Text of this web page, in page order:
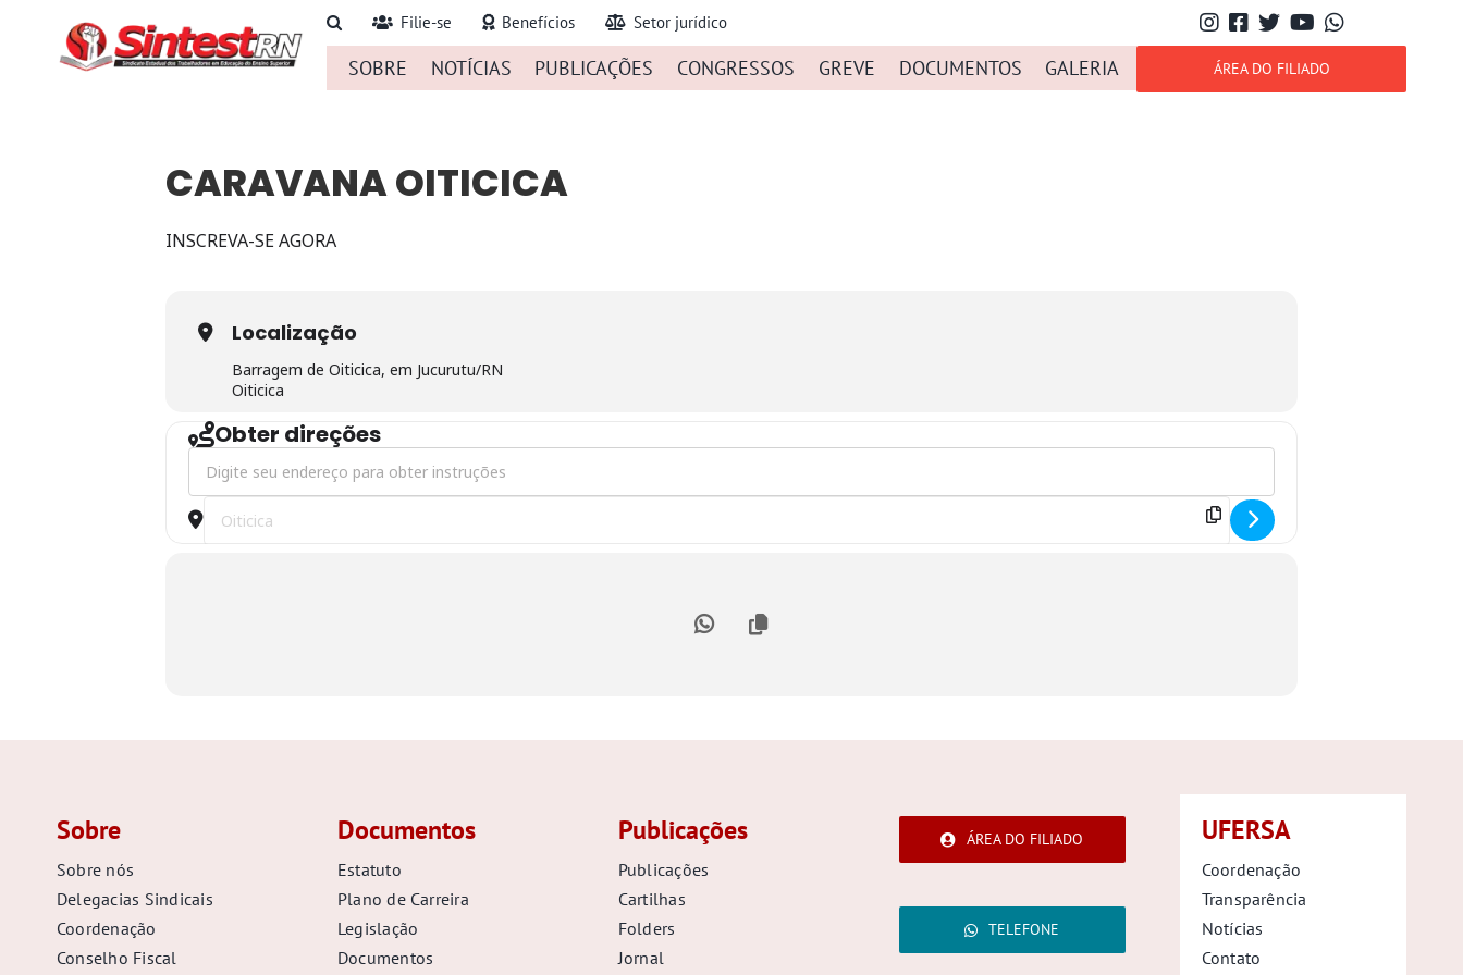
Filie-se Benefícios Setor jurídico
SOBRE NOTÍCIAS PUBLICAÇÕES CONGRESSOS GREVE DOCUMENTOS GALERIA ÁREA DO FILIADO
CARAVANA OITICICA
INSCREVA-SE AGORA
Localização
Barragem de Oiticica, em Jucurutu/RN
Oiticica
Obter direções
Sobre
Sobre nós
Delegacias Sindicais
Coordenação
Conselho Fiscal
Documentos
Estatuto
Plano de Carreira
Legislação
Documentos
Publicações
Publicações
Cartilhas
Folders
Jornal
ÁREA DO FILIADO
TELEFONE
UFERSA
Coordenação
Transparência
Notícias
Contato